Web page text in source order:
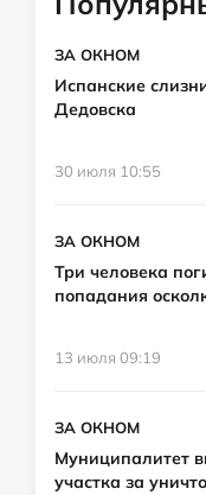
ЗА ОКНОМ
Испанские
Дедовска
30 июля 10:55
ЗА ОКНОМ
Три человека
попадания
13 июля 09:19
ЗА ОКНОМ
Муниципалитет
участка за